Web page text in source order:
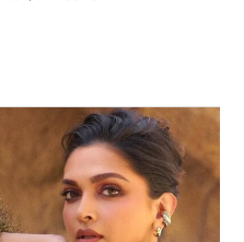
Next Article